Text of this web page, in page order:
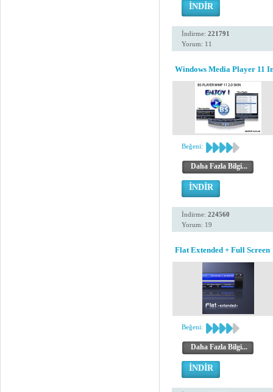
İNDİR
İndirme: 221791
Yorum: 11
Windows Media Player 11
Beğeni:
Daha Fazla Bilgi...
İNDİR
İndirme: 224560
Yorum: 19
Flat Extended + Full Screen
Beğeni:
Daha Fazla Bilgi...
İNDİR